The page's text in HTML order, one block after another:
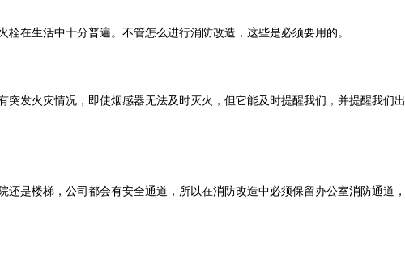
栓在生活中十分普遍。不管怎么进行消防改造，这些是必须要用的。
突发火灾情况，即使烟感器无法及时灭火，但它能及时提醒我们，并提醒我们出
还是楼梯，公司都会有安全通道，所以在消防改造中必须保留办公室消防通道，